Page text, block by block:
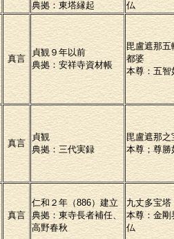
典拠：東塔縁起
仏
真言
貞観９年以前
典拠：安祥寺資材帳
毘盧遮那五
都婆
本尊：五智
真言
貞観
典拠：三代実録
毘盧遮那之
本尊；尊勝
真言
仁和２年（886）建立
典拠：東寺長者補任、
高野春秋
九丈多宝塔
本尊：金剛
仏